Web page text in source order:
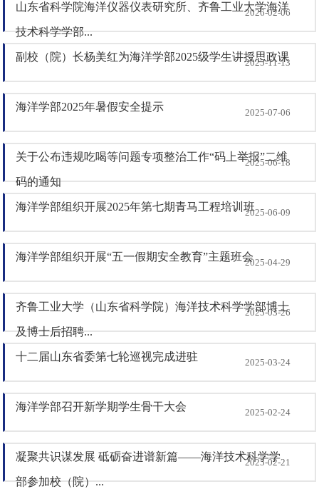
山东省科学院海洋仪器仪表研究所、齐鲁工业大学海洋
技术科学学部...
2026-02-06
副校（院）长杨美红为海洋学部2025级学生讲授思政课
2025-11-13
海洋学部2025年暑假安全提示 2025-07-06
关于公布违规吃喝等问题专项整治工作“码上举报”二维
码的通知
2025-06-18
海洋学部组织开展2025年第七期青马工程培训班2025-06-09
海洋学部组织开展“五一假期安全教育”主题班会2025-04-29
齐鲁工业大学（山东省科学院）海洋技术科学学部博士
及博士后招聘...
2025-03-26
十二届山东省委第七轮巡视完成进驻 2025-03-24
海洋学部召开新学期学生骨干大会 2025-02-24
凝聚共识谋发展 砥砺奋进谱新篇——海洋技术科学学
部参加校（院）...
2025-02-21